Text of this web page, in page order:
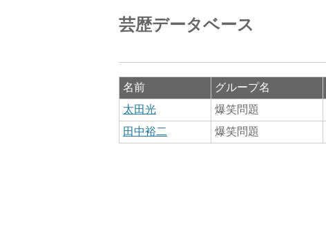
芸歴データベース
名前 グループ名
太田光
爆笑問題
田中裕二
爆笑問題